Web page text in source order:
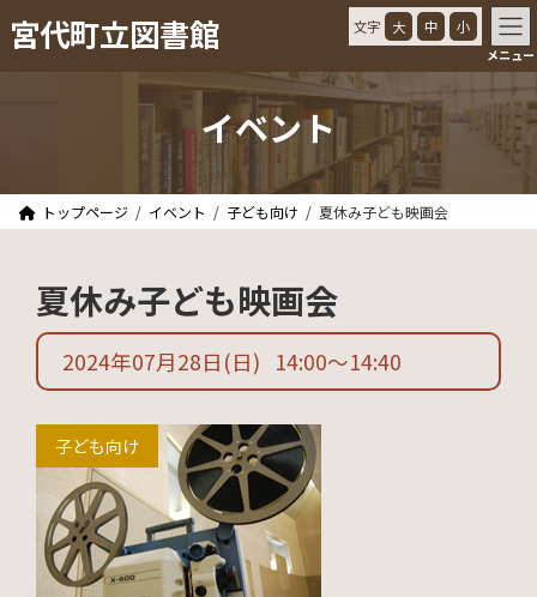
ン
プ
ビ
動
宮代町立図書館 文字 大 中 小
メニュー
イベント
トップページ イベント 子ども向け 夏休み子ども映画会
夏休み子ども映画会
2024年07月28日 (日) 14:00〜14:40
子ども向け